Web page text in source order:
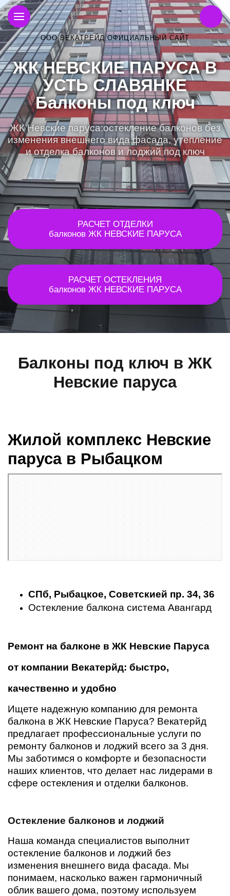
ООО ВЕКАТРЕЙД ОФИЦИАЛЬНЫЙ САЙТ
ЖК НЕВСКИЕ ПАРУСА В
УСТЬ СЛАВЯНКЕ
Балконы под ключ
ЖК Невские паруса:остекление балконов без
изменения внешнего вида фасада, утепление
и отделка балконов и лоджий под ключ
РАСЧЕТ ОТДЕЛКИ
балконов ЖК НЕВСКИЕ ПАРУСА
РАСЧЕТ ОСТЕКЛЕНИЯ
балконов ЖК НЕВСКИЕ ПАРУСА
Балконы под ключ в ЖК
Невские паруса
Жилой комплекс Невские
паруса в Рыбацком
СПб, Рыбацкое, Советскией пр. 34, 36
Остекление балкона система Авангард
Ремонт на балконе в ЖК Невские Паруса
от компании Векатерйд: быстро,
качественно и удобно
Ищете надежную компанию для ремонта
балкона в ЖК Невские Паруса? Векатерйд
предлагает профессиональные услуги по
ремонту балконов и лоджий всего за 3 дня.
Мы заботимся о комфорте и безопасности
наших клиентов, что делает нас лидерами в
сфере остекления и отделки балконов.
Остекление балконов и лоджий
Наша команда специалистов выполнит
остекление балконов и лоджий без
изменения внешнего вида фасада. Мы
понимаем, насколько важен гармоничный
облик вашего дома, поэтому используем